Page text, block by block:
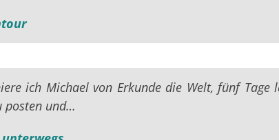
ich Michael von Erkunde die Welt, fünf Tage
posten und…